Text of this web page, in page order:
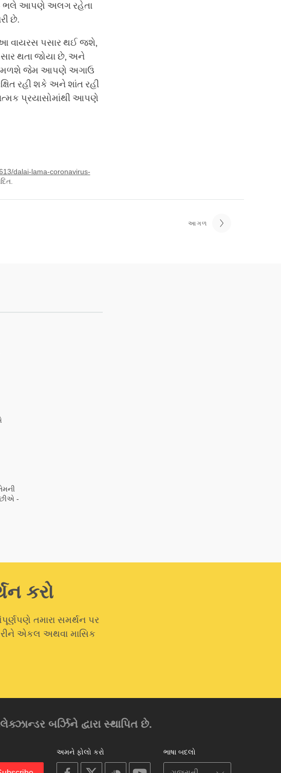
ભલે આપણે અલગ રહેતા
છે.
આ વાયરસ પસાર થઈ જશે,
થતા જોયા છે, અને
મળશે જેમ આપણે અગાઉ
રહી શકે અને શાંત રહી
પ્રયાસોમાંથી આપણે
dalai-lama-coronavirus-
આગળ
છીએ -
કરો
તમારા સમર્થન પર
એકલ અથવા માસિક
બર્ઝિને દ્વારા સ્થાપિત છે.
ભાષા બદલો
અમને ફોલો કરો
on